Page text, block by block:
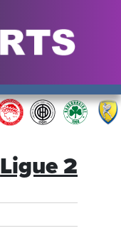
Ligue 2